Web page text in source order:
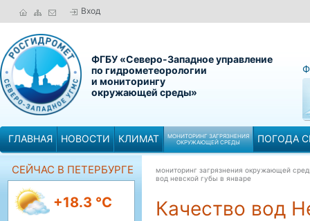
Вход
ФГБУ «Северо-Западное управление
по гидрометеорологии
и мониторингу
окружающей среды»
ГЛАВНАЯ НОВОСТИ КЛИМАТ
МОНИТОРИНГ ЗАГРЯЗНЕНИЯ
ОКРУЖАЮЩЕЙ СРЕДЫ
ПОГОДА
СЕЙЧАС В ПЕТЕРБУРГЕ
+18.3 °C
мониторинг загрязнения окружающей
вод невской губы в январе
Качество вод